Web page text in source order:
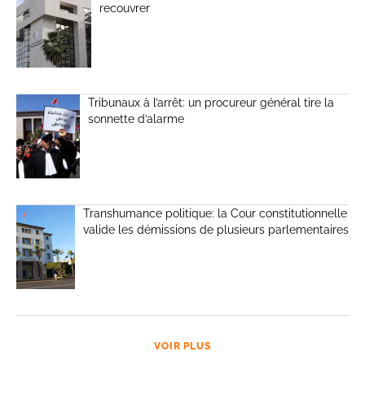
recouvrer
Tribunaux à l’arrêt: un procureur général tire la
sonnette d’alarme
Transhumance politique: la Cour constitutionnelle
valide les démissions de plusieurs parlementaires
VOIR PLUS